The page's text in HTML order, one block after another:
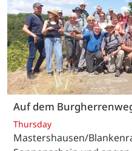
Auf dem
Thursday
Mastershausen/